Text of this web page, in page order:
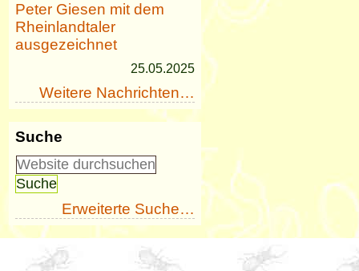
Peter Giesen mit dem
Rheinlandtaler
ausgezeichnet
25.05.2025
Weitere Nachrichten…
Suche
Erweiterte Suche…